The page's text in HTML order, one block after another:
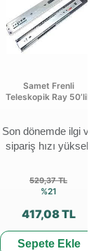
Samet Frenli
Teleskopik Ray 50’lik
Son dönemde ilgi ve
sipariş hızı yüksek
529,37 TL
%21
417,08 TL
Sepete Ekle